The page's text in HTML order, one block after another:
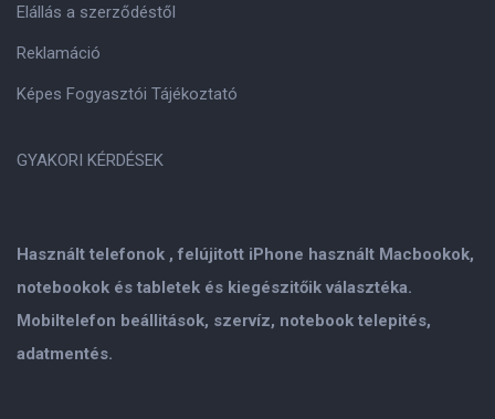
Használt telefonok , felújitott iPhone használt Macbookok,
notebookok és tabletek és kiegészitőik választéka.
Mobiltelefon beállitások, szervíz, notebook telepités,
adatmentés.
Elállás a szerződéstől
Reklamáció
Képes Fogyasztói Tájékoztató
GYAKORI KÉRDÉSEK